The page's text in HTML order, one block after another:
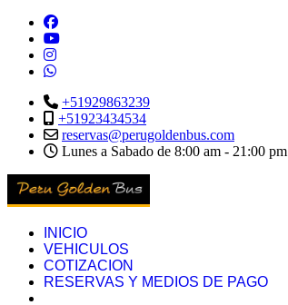
+51929863239
+51923434534
reservas@perugoldenbus.com
Lunes a Sabado de 8:00 am - 21:00 pm
INICIO
VEHICULOS
COTIZACION
RESERVAS Y MEDIOS DE PAGO